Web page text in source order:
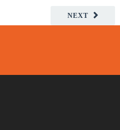
NEXT